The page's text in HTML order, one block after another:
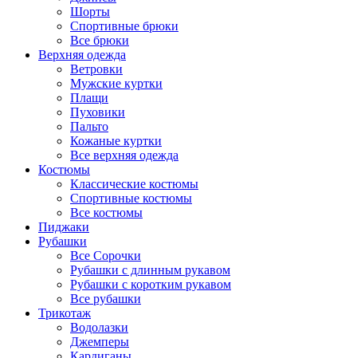
Шорты
Спортивные брюки
Все брюки
Верхняя одежда
Ветровки
Мужские куртки
Плащи
Пуховики
Пальто
Кожаные куртки
Все верхняя одежда
Костюмы
Классические костюмы
Спортивные костюмы
Все костюмы
Пиджаки
Рубашки
Все Сорочки
Рубашки с длинным рукавом
Рубашки с коротким рукавом
Все рубашки
Трикотаж
Водолазки
Джемперы